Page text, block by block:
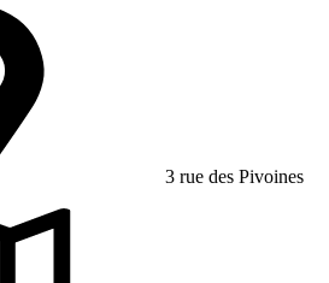
3 rue des Pivoines